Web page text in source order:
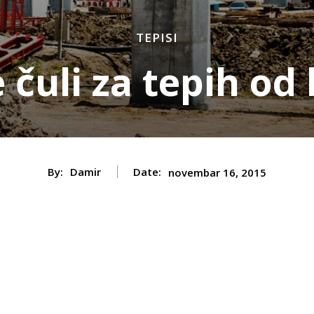
TEPISI
čuli za tepih od
By: Damir Date: novembar 16, 2015